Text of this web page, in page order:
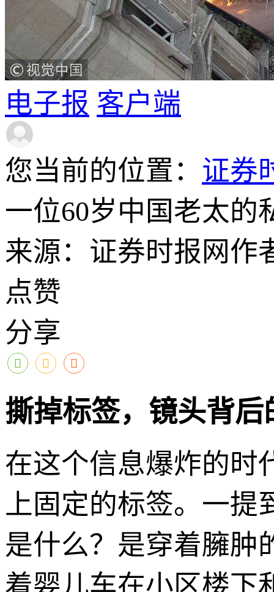
电子报 客户端
您当前的位置： 证券
一位60岁中国老太的
来源：证券时报网作
点赞
分享
撕掉标签，镜头背后
在这个信息爆炸的时
上固定的标签。一提
是什么？是穿着臃肿